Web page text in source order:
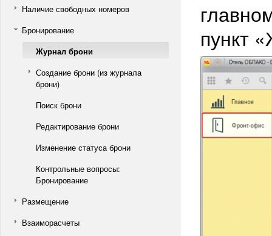
Наличие свободных номеров
Бронирование
Журнал брони
Создание брони (из журнала
брони)
Поиск брони
Редактирование брони
Изменение статуса брони
Контрольные вопросы:
Бронирование
Размещение
Взаиморасчеты
пункт